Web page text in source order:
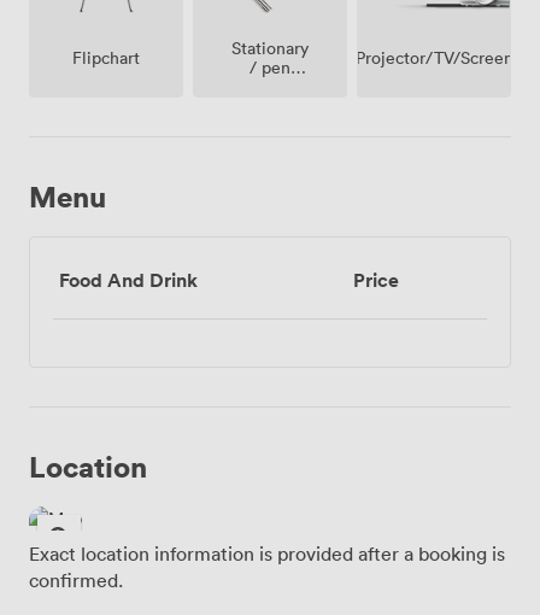
Flipchart
Stationary
/ pen
Projector/TV/Screen
Menu
Food And Drink Price
Location
Exact location information is provided after a booking is
confirmed.